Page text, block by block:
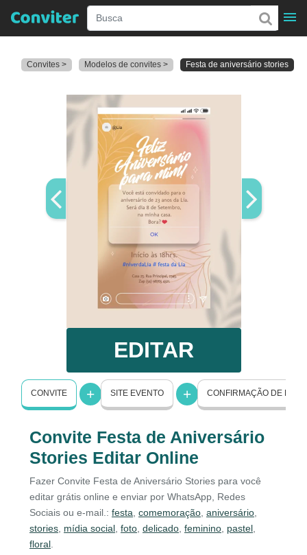
Convites > Modelos de convites > Festa de aniversário stories
EDITAR
CONVITE SITE EVENTO CONFIRMAÇÃO DE
Convite Festa de Aniversário
Stories Editar Online
Fazer Convite Festa de Aniversário Stories para você
editar grátis online e enviar por WhatsApp, Redes
Sociais ou e-mail.: festa comemoração aniversário
stories mídia social foto delicado feminino pastel
floral